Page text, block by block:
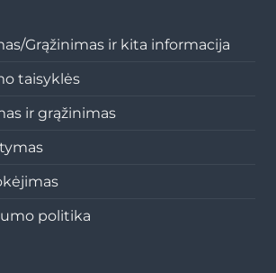
Grąžinimas ir kita informacija
taisyklės
ir grąžinimas
politika